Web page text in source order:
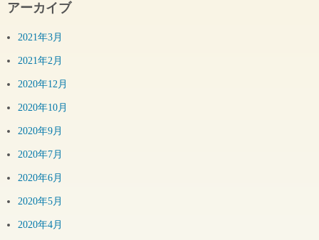
アーカイブ
2021年3月
2021年2月
2020年12月
2020年10月
2020年9月
2020年7月
2020年6月
2020年5月
2020年4月